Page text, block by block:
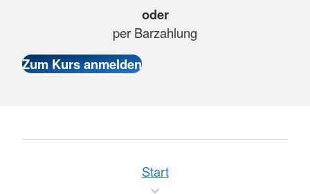
oder
per Barzahlung
Start